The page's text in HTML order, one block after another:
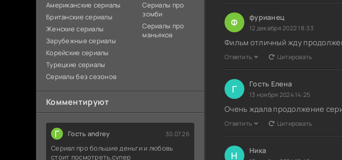
Американские сериалы
Британские сериалы
Женские сериалы
Зарубежные сериалы
Корейские сериалы
Турецкие сериалы
Сериалы без сезонов
Сериалы про
зомби
Сериалы про
маньяков
Комментируют
Г Гость andrey 30.07.26
Сериал про большие деньги и любовь
стоит посмотреть,супер
Ф фурианец
12 декабря 2022 18:33
Фильм отличный жду
Ответить Цитировать
Г Гость Елена
13 ноября 2024 14:25
Очень ждала продолжение
Ответить Цитировать
Н Ника